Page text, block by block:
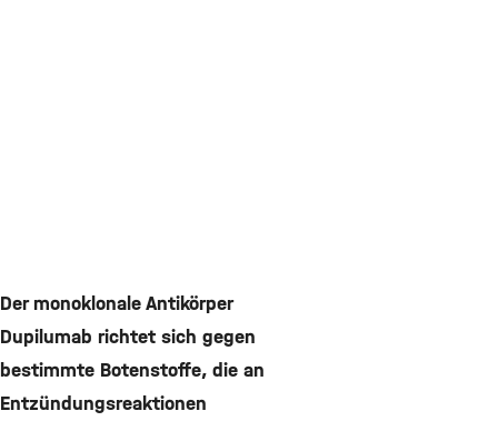
Der monoklonale Antikörper
Dupilumab richtet sich gegen
bestimmte Botenstoffe, die an
Entzündungsreaktionen